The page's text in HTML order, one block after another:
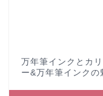
万年筆インクとカ
ー&万年筆インクの